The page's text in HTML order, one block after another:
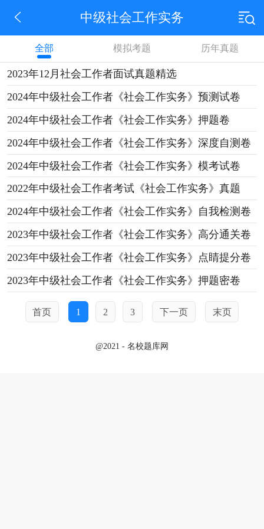
中级社会工作实务
全部 模拟考题 历年真题
2023年12月社会工作者面试真题精选
2024年中级社会工作者《社会工作实务》预测试卷
2024年中级社会工作者《社会工作实务》押题卷
2024年中级社会工作者《社会工作实务》深度自测卷
2024年中级社会工作者《社会工作实务》模考试卷
2022年中级社会工作者考试《社会工作实务》真题
2024年中级社会工作者《社会工作实务》自我检测卷
2023年中级社会工作者《社会工作实务》高分通关卷
2023年中级社会工作者《社会工作实务》点睛提分卷
2023年中级社会工作者《社会工作实务》押题密卷
首页 1 2 3 下一页 末页
@2021 - 名校题库网